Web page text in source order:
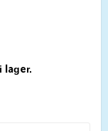
lager.